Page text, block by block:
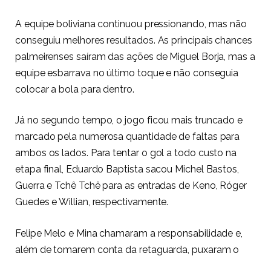
A equipe boliviana continuou pressionando, mas não
conseguiu melhores resultados. As principais chances
palmeirenses saíram das ações de Miguel Borja, mas a
equipe esbarrava no último toque e não conseguia
colocar a bola para dentro.
Já no segundo tempo, o jogo ficou mais truncado e
marcado pela numerosa quantidade de faltas para
ambos os lados. Para tentar o gol a todo custo na
etapa final, Eduardo Baptista sacou Michel Bastos,
Guerra e Tchê Tchê para as entradas de Keno, Róger
Guedes e Willian, respectivamente.
Felipe Melo e Mina chamaram a responsabilidade e,
além de tomarem conta da retaguarda, puxaram o